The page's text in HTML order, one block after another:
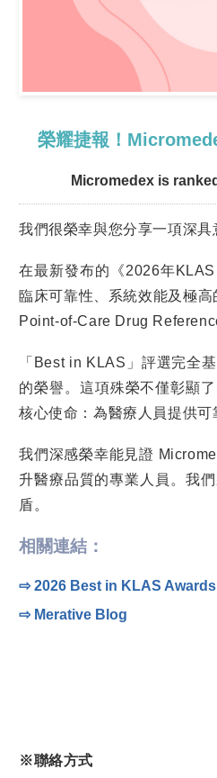
榮耀捷報！
Micromedex is
我們很榮幸與您分享一項深具
在最新發布的《2026年
臨床可靠性、系統效能及極
Point-of-Care Drug
「Best in KLAS」評選完全
的榮譽。這項殊榮不僅彰顯
核心使命：為醫療人員提供可
我們深感榮幸能見證
升醫療品質的專業人員。我
盾。
相關連結：
⇨ 2026 Best in KLAS Awards
⇨ Merative Blog
※聯絡方式